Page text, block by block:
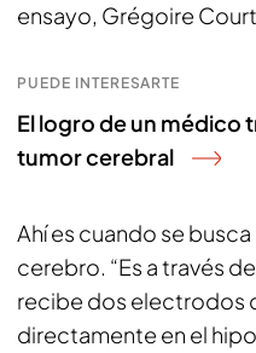
ensayo, Grégoire
PUEDE INTERESARTE
El logro de un médico
tumor cerebral
Ahí es cuando se
cerebro. “Es a través
recibe dos electrodos
directamente en el